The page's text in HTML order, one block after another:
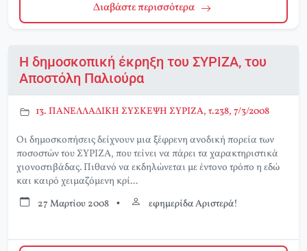
Διαβάστε περισσότερα
Η δημοσκοπική έκρηξη του ΣΥΡΙΖΑ, του
Αποστόλη Παλιούρα
13. ΠΑΝΕΛΛΑΔΙΚΗ ΣΥΣΚΕΨΗ ΣΥΡΙΖΑ, τ.238, 7/3/2008
Οι δημοσκοπήσεις δείχνουν μια ξέφρενη ανοδική πορεία των
ποσοστών του ΣΥΡΙΖΑ, που τείνει να πάρει τα χαρακτηριστικά
χιονοστιβάδας. Πιθανό να εκδηλώνεται με έντονο τρόπο η εδώ
και καιρό χειμαζόμενη κρί...
27 Μαρτίου 2008 • εφημερίδα Αριστερά!